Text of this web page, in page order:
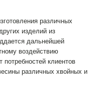
различных
изделий из
дальнейшей
воздействию
клиентов
различных хвойных и